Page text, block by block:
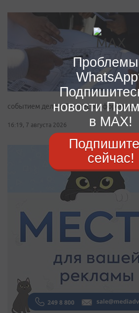
событием деловой повестки форума
16:19, 7 августа 2026
новости
в MAX!
сейчас!